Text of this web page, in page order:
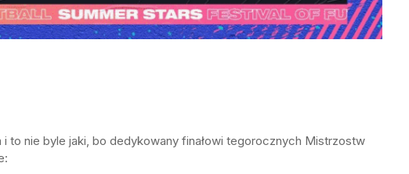
to nie byle jaki, bo dedykowany finałowi tegorocznych Mistrzostw